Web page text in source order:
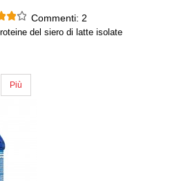
Commenti: 2
del siero di latte isolate
Più